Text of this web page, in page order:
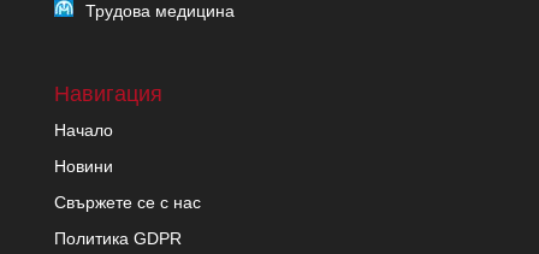
Трудова медицина
Навигация
Начало
Новини
Свържете се с нас
Политика GDPR